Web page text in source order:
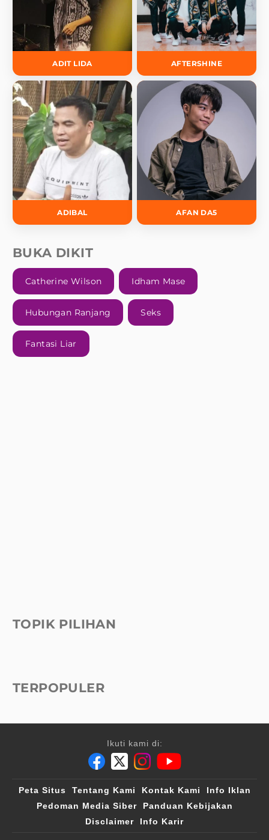
ADIT LIDA AFTERSHINE
ADIBAL AFAN DA5
BUKA DIKIT
Catherine Wilson Idham Mase
Hubungan Ranjang Seks
Fantasi Liar
TOPIK PILIHAN
TERPOPULER
Ikuti kami di:
Peta Situs Tentang Kami Kontak Kami
Info Iklan
Pedoman Media Siber
Panduan Kebijakan
Disclaimer
Info Karir